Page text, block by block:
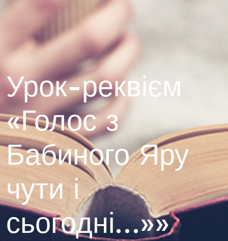
Урок-реквієм
«Голос з
Бабиного Яру
чути і
сьогодні…»»